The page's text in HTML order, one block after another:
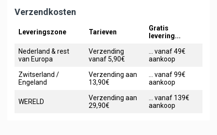
Verzendkosten
Leveringszone Tarieven
Gratis
levering...
Nederland & rest
van Europa
Verzending
vanaf 5,90€
... vanaf 49€
aankoop
Zwitserland /
Engeland
Verzending aan
13,90€
... vanaf 99€
aankoop
WERELD
Verzending aan
29,90€
... vanaf 139€
aankoop